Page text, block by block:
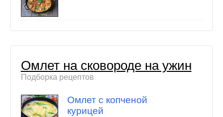
Омлет на сковороде на ужин
Подборка рецептов
Омлет с копченой
курицей